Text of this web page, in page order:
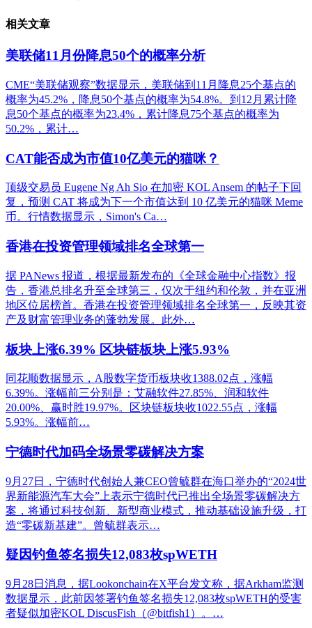
相关文章
美联储11月份降息50个的概率分析
CME“美联储观察”数据显示，美联储到11月降息25个基点的
概率为45.2%，降息50个基点的概率为54.8%。到12月累计降
息50个基点的概率为23.4%，累计降息75个基点的概率为
50.2%，累计…
CAT能否成为市值10亿美元的猫咪？
顶级交易员 Eugene Ng Ah Sio 在加密 KOL Ansem 的帖子下回
复，预测 CAT 将成为下一个市值达到 10 亿美元的猫咪 Meme
币。行情数据显示，Simon's Ca…
香港在投资管理领域排名全球第一
据 PANews 报道，根据最新发布的《全球金融中心指数》报
告，香港总排名升至全球第三，仅次于纽约和伦敦，并在亚洲
地区位居榜首。香港在投资管理领域排名全球第一，反映其资
产及财富管理业务的蓬勃发展。此外…
板块上涨6.39% 区块链板块上涨5.93%
同花顺数据显示，A股数字货币板块收1388.02点，涨幅
6.39%。涨幅前三分别是：艾融软件27.85%、润和软件
20.00%、赢时胜19.97%。区块链板块收1022.55点，涨幅
5.93%。涨幅前…
宁德时代加码全场景零碳解决方案
9月27日，宁德时代创始人兼CEO曾毓群在海口举办的“2024世
界新能源汽车大会”上表示宁德时代已推出全场景零碳解决方
案，将通过科技创新、新型商业模式，推动基础设施升级，打
造“零碳新基建”。曾毓群表示…
疑因钓鱼签名损失12,083枚spWETH
9月28日消息，据Lookonchain在X平台发文称，据Arkham监测
数据显示，此前因签署钓鱼签名损失12,083枚spWETH的受害
者疑似加密KOL DiscusFish（@bitfish1）。…